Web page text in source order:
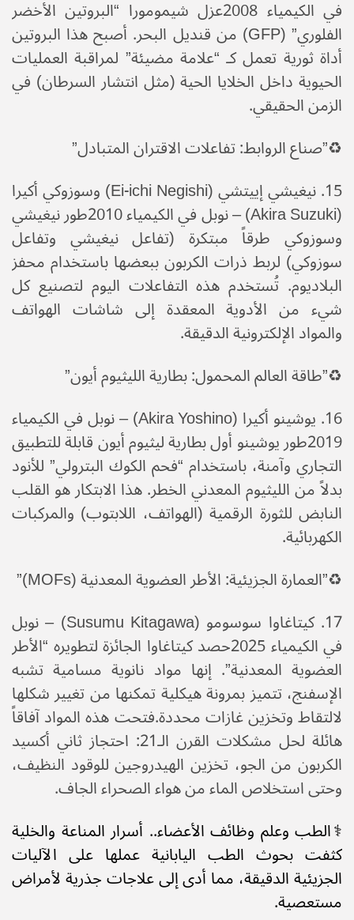
في الكيمياء 2008​عزل شيمومورا “البروتين الأخضر
الفلوري” (GFP) من قنديل البحر. أصبح هذا البروتين
أداة ثورية تعمل كـ “علامة مضيئة” لمراقبة العمليات
الحيوية داخل الخلايا الحية (مثل انتشار السرطان) في
الزمن الحقيقي.
♻️​”صناع الروابط: تفاعلات الاقتران المتبادل”
​15. نيغيشي إييتشي (Ei-ichi Negishi) وسوزوكي أكيرا
(Akira Suzuki) – نوبل في الكيمياء 2010​طور نيغيشي
وسوزوكي طرقاً مبتكرة (تفاعل نيغيشي وتفاعل
سوزوكي) لربط ذرات الكربون ببعضها باستخدام محفز
البلاديوم. تُستخدم هذه التفاعلات اليوم لتصنيع كل
شيء من الأدوية المعقدة إلى شاشات الهواتف
والمواد الإلكترونية الدقيقة.
♻️​”طاقة العالم المحمول: بطارية الليثيوم أيون”
​16. يوشينو أكيرا (Akira Yoshino) – نوبل في الكيمياء
2019​طور يوشينو أول بطارية ليثيوم أيون قابلة للتطبيق
التجاري وآمنة، باستخدام “فحم الكوك البترولي” للأنود
بدلاً من الليثيوم المعدني الخطر. هذا الابتكار هو القلب
النابض للثورة الرقمية (الهواتف، اللابتوب) والمركبات
الكهربائية.
♻️​”العمارة الجزيئية: الأطر العضوية المعدنية (MOFs)”
​17. كيتاغاوا سوسومو (Susumu Kitagawa) – نوبل
في الكيمياء 2025​حصد كيتاغاوا الجائزة لتطويره “الأطر
العضوية المعدنية”. إنها مواد نانوية مسامية تشبه
الإسفنج، تتميز بمرونة هيكلية تمكنها من تغيير شكلها
لالتقاط وتخزين غازات محددة.​فتحت هذه المواد آفاقاً
هائلة لحل مشكلات القرن الـ21: احتجاز ثاني أكسيد
الكربون من الجو، تخزين الهيدروجين للوقود النظيف،
وحتى استخلاص الماء من هواء الصحراء الجاف.
⚕️​الطب وعلم وظائف الأعضاء.. أسرار المناعة والخلية​
كثفت بحوث الطب اليابانية عملها على الآليات
الجزيئية الدقيقة، مما أدى إلى علاجات جذرية لأمراض
مستعصية.